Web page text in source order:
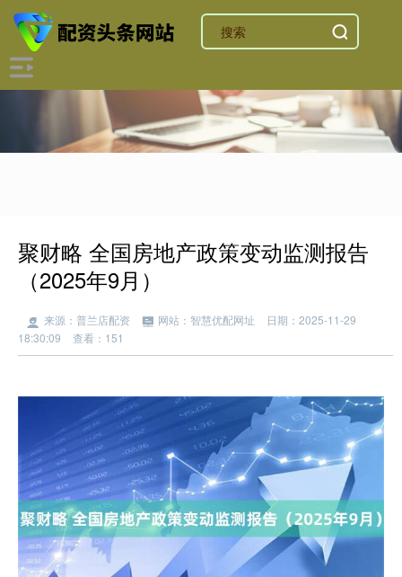
聚财略 全国房地产政策变动监测报告
（2025年9月）
来源：普兰店配资 网站：智慧优配网址
日期：2025-11-29
18:30:09
查看：151